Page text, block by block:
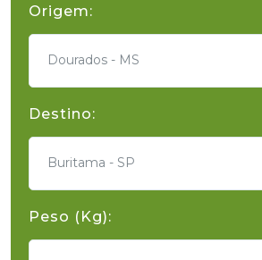
Origem:
Dourados - MS
Destino:
Buritama - SP
Peso (Kg):